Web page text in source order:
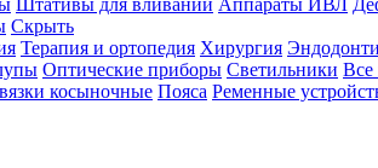
Штативы для вливаний Аппараты ИВЛ
Скрыть
Терапия и ортопедия Хирургия
Оптические приборы Светильники Все
косыночные Пояса Ременные